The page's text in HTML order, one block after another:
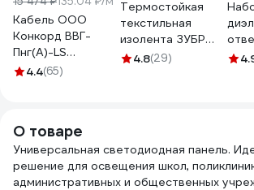
Кабель ООО
Конкорд ВВГ-
Пнг(А)-LS
3x2,5ок(N, PE) -
4.4(65)
Термостойкая
текстильная
изолента ЗУБР
Авто-Жгут 19 мм х
4.8(29)
О товаре
Универсальная светодиодная панель.
решение для освещения школ,
административных и общественных